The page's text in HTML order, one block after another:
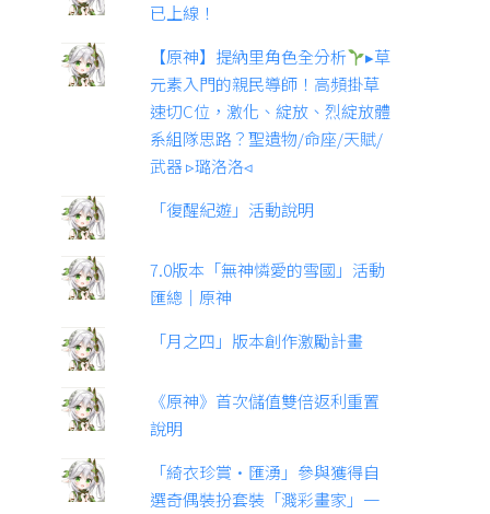
已上線！
【原神】提納里角色全分析
▸草
元素入門的親民導師！高頻掛草
速切C位，激化、綻放、烈綻放體
系組隊思路？聖遺物/命座/天賦/
武器 ▹璐洛洛◃
「復醒紀遊」活動說明
7.0版本「無神憐愛的雪國」活動
匯總｜原神
「月之四」版本創作激勵計畫
《原神》首次儲值雙倍返利重置
說明
「綺衣珍賞·匯湧」參與獲得自
選奇偶裝扮套裝「濺彩畫家」一